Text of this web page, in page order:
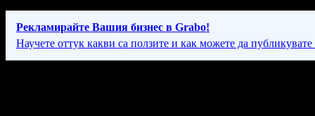
Рекламирайте Вашия бизнес в Grabo!
Научете оттук какви са ползите и как можете да публикувате